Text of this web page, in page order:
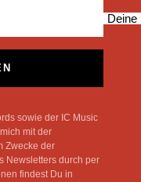
Deine
sowie der IC Music
mit der
Zwecke der
Newsletters durch per
findest Du in